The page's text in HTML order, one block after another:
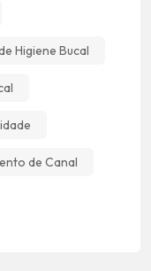
Higiene Bucal
de Canal